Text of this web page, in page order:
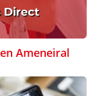
Ameneiral